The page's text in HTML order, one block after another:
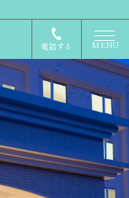
電話する MENU